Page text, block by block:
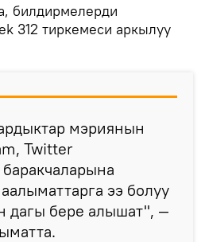
билдирмелерди
312 тиркемеси аркылуу
мэриянын
Twitter
ээ болуу
дагы бере алышат", —